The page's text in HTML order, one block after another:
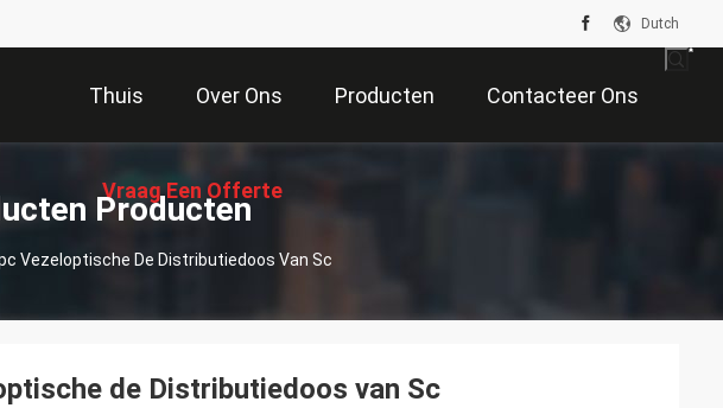
Dutch
Thuis Over Ons Producten Contacteer Ons
Vraag Een Offerte
Producten
Vezeloptische De Distributiedoos Van Sc
de Distributiedoos van Sc